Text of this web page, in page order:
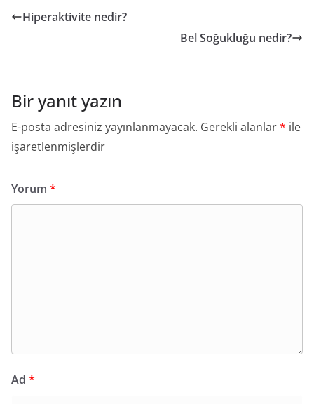
Hiperaktivite nedir?
Bel Soğukluğu nedir?
Bir yanıt yazın
E-posta adresiniz yayınlanmayacak. Gerekli alanlar* ile
işaretlenmişlerdir
Yorum *
Ad *